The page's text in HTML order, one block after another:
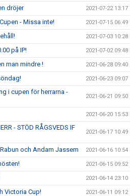
dröjer 2021-07-22 13:17
- Missa inte! 2021-07-15 06:49
2021-07-03 10:28
på IP! 2021-07-02 09:48
man mindre ! 2021-06-28 09:40
2021-06-23 09:07
i cupen för herrarna -
2021-06-21 09:50
2021-06-20 15:53
- STÖD RÅGSVEDS IF
2021-06-17 10:49
och Andam Jassem 2021-06-16 10:54
2021-06-15 09:52
2021-06-14 23:10
Victoria Cup! 2021-06-11 09:12